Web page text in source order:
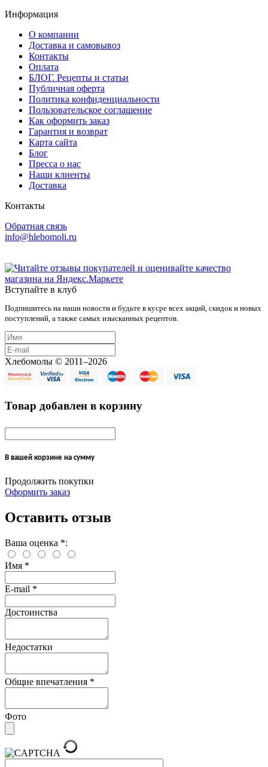
Информация
О компании
Доставка и самовывоз
Контакты
Оплата
БЛОГ. Рецепты и статьи
Публичная оферта
Политика конфиденциальности
Пользовательское соглашение
Как оформить заказ
Гарантия и возврат
Карта сайта
Блог
Пресса о нас
Наши клиенты
Доставка
Контакты
Обратная связь
info@hlebomoli.ru
Вступайте в клуб
Подпишитесь на наши новости и будьте в кусре всех акций, скидок и новых
поступлений, а также самых изысканных рецептов.
Хлебомолы © 2011–2026
Товар добавлен в корзину
В вашей корзине на сумму
Продолжить покупки
Оформить заказ
Оставить отзыв
Ваша оценка *:
Имя *
E-mail *
Достоинства
Недостатки
Общие впечатления *
Фото